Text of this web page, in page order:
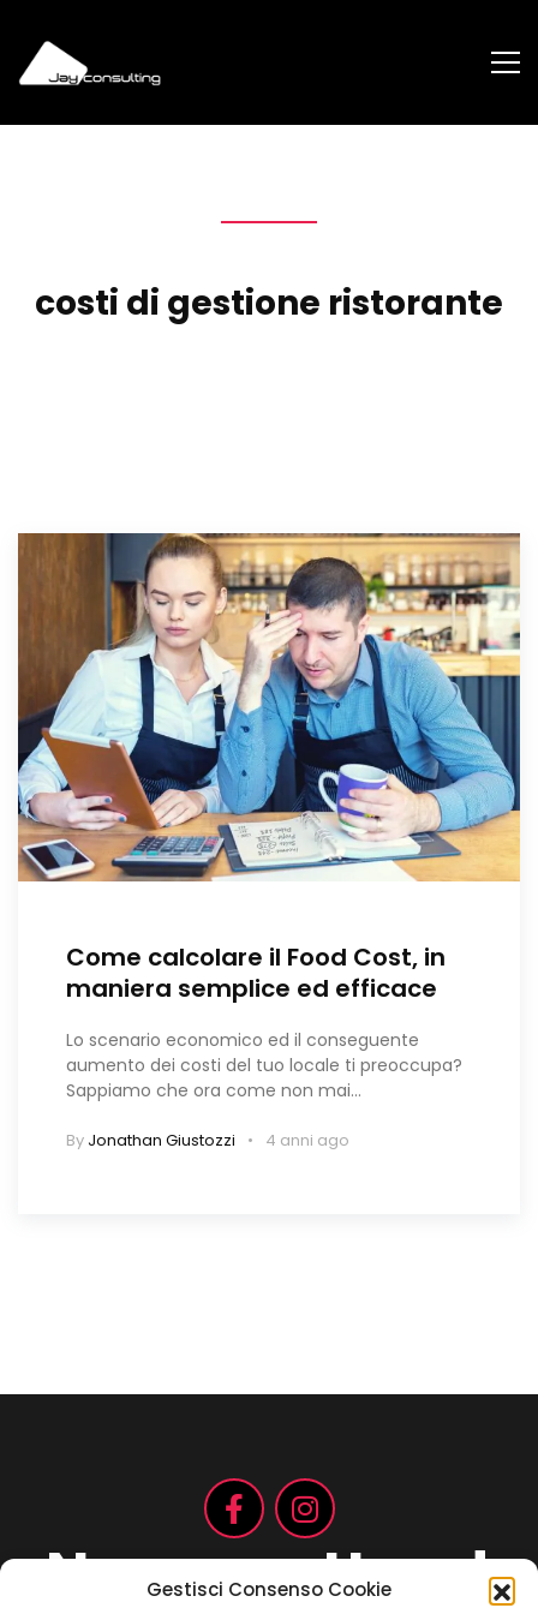
Gestisci Consenso Cookie
costi di gestione ristorante
Come calcolare il Food Cost, in
maniera semplice ed efficace
Lo scenario economico ed il conseguente
aumento dei costi del tuo locale ti preoccupa?
Sappiamo che ora come non mai…
By Jonathan Giustozzi 4 anni ago
Non aspettare!